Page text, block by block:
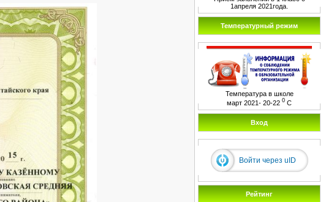
1апреля 2021года.
Температурный режим
Температура в школе
март 2021- 20-22 0 С
Вход
Войти через uID
Рейтинг